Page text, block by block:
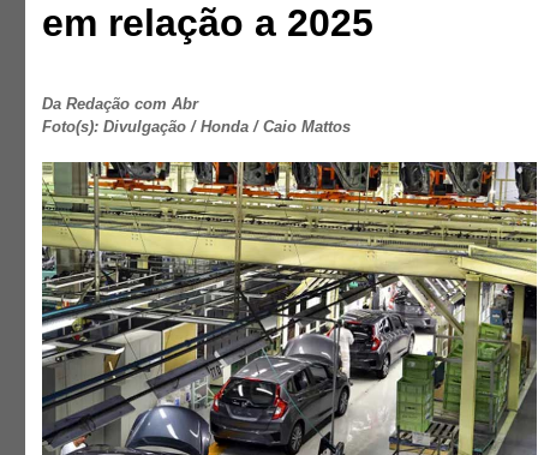
em relação a 2025
Da Redação com Abr
Foto(s): Divulgação / Honda / Caio Mattos